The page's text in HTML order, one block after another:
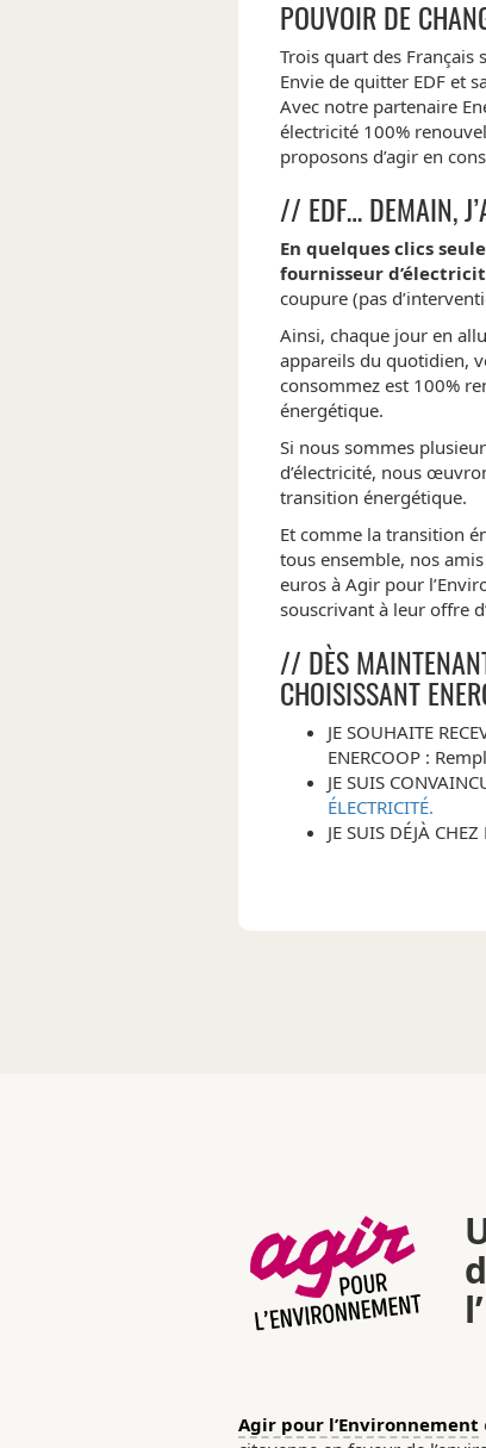
POUVOIR DE
Trois quart des Français
Envie de quitter EDF et
Avec notre partenaire
électricité 100%
proposons d’agir en
// EDF… DEMAIN,
En quelques clics
fournisseur
coupure (pas
Ainsi, chaque jour en
appareils du quotidien,
consommez est 100%
énergétique.
Si nous sommes
d’électricité, nous
transition énergétique.
Et comme la transition
tous ensemble, nos
euros à Agir pour
souscrivant à leur offre
// DÈS
CHOISISSANT
JE SOUHAITE
ENERCOOP :
JE SUIS
ÉLECTRICITÉ.
JE SUIS DÉJÀ
Agir pour l’Environnement